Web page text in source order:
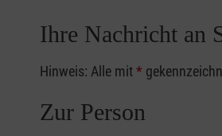
Ihre Nachricht an
Hinweis: Alle mit*
Zur Person